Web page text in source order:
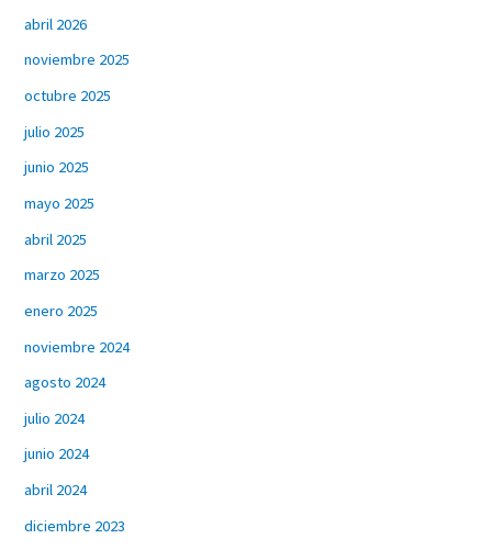
abril 2026
noviembre 2025
octubre 2025
julio 2025
junio 2025
mayo 2025
abril 2025
marzo 2025
enero 2025
noviembre 2024
agosto 2024
julio 2024
junio 2024
abril 2024
diciembre 2023